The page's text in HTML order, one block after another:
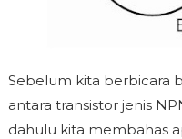
Sebelum kita berbicara
antara transistor jenis
dahulu kita membahas